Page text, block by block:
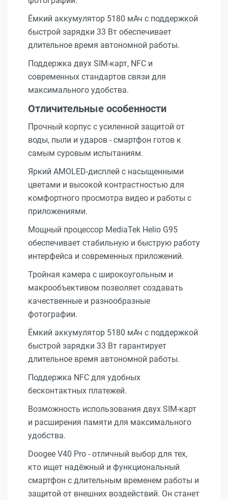
Ёмкий аккумулятор 5180 мАч с поддержкой
быстрой зарядки 33 Вт обеспечивает
длительное время автономной работы.
Поддержка двух SIM-карт, NFC и
современных стандартов связи для
максимального удобства.
Отличительные особенности
Прочный корпус с усиленной защитой от
воды, пыли и ударов - смартфон готов к
самым суровым испытаниям.
Яркий AMOLED-дисплей с насыщенными
цветами и высокой контрастностью для
комфортного просмотра видео и работы с
приложениями.
Мощный процессор MediaTek Helio G95
обеспечивает стабильную и быструю работу
интерфейса и современных приложений.
Тройная камера с широкоугольным и
макрообъективом позволяет создавать
качественные и разнообразные
фотографии.
Ёмкий аккумулятор 5180 мАч с поддержкой
быстрой зарядки 33 Вт гарантирует
длительное время автономной работы.
Поддержка NFC для удобных
бесконтактных платежей.
Возможность использования двух SIM-карт
и расширения памяти для максимального
удобства.
Doogee V40 Pro - отличный выбор для тех,
кто ищет надёжный и функциональный
смартфон с длительным временем работы и
защитой от внешних воздействий. Он станет